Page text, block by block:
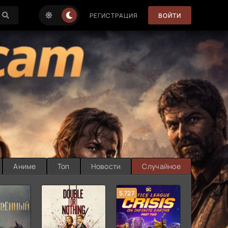
РЕГИСТРАЦИЯ ВОЙТИ
Аниме Топ Новости Случайное
5.727 8.889